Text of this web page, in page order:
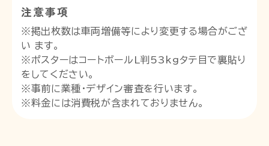
注意事項
※掲出枚数は車両増備等により変更する場合がござ
い ます。
※ポスターはコートボールL判53kgタテ目で裏貼り
をしてください。
※事前に業種・デザイン審査を行います。
※料金には消費税が含まれておりません。